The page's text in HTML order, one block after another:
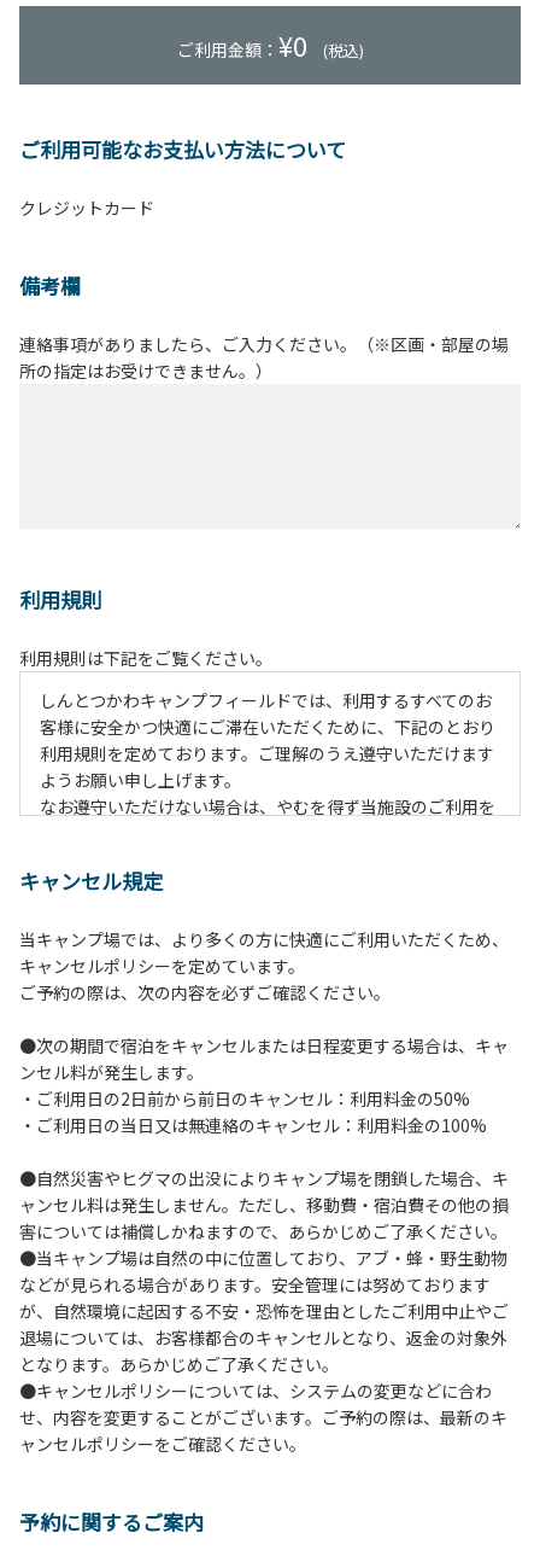
ご利用金額： ¥0 (税込)
ご利用可能なお支払い方法について
クレジットカード
備考欄
連絡事項がありましたら、ご入力ください。（※区画・部屋の場
所の指定はお受けできません。）
利用規則
利用規則は下記をご覧ください。
しんとつかわキャンプフィールドでは、利用するすべてのお
客様に安全かつ快適にご滞在いただくために、下記のとおり
利用規則を定めております。ご理解のうえ遵守いただけます
ようお願い申し上げます。
なお遵守いただけない場合は、やむを得ず当施設のご利用を
【ご利用上の注意事項ならびに禁止事項】
２.安全管理上、お子様の単独での行動はご遠慮ください。
３.調度品などの持ち出しはしないでください。
４.午後10時以降の花火の使用は禁止です。
使用、夜間の大声での談笑等）や他人に嫌悪感を与えるよう
な行為はお止めください。
６.芝生や地面での直火による焚き火、BBQ、キャンプファ
イヤーは禁止します。
台の利用後は炭の鎮火の確認をお願いいたします。
８.バンガローの芝生にはテントは張らないでください。（タ
ープは１つまで可）
９.各自で出されましたゴミは全てお持ち帰りください。（使
用済みの炭は専用の捨て場に捨てられます。）
10.施設内および駐車場などで起きた金品等の盗難、ご利用
者間でのトラブルで生じた損害に対しては、一切の責任を負
いかねます。
11.施設の利用については管理人の指示に従ってください。従
わない場合は退場していただき、今後の利用をお断りする場
合があります。
キャンセル規定
当キャンプ場では、より多くの方に快適にご利用いただくため、
キャンセルポリシーを定めています。
ご予約の際は、次の内容を必ずご確認ください。
●次の期間で宿泊をキャンセルまたは日程変更する場合は、キャ
ンセル料が発生します。
・ご利用日の2日前から前日のキャンセル：利用料金の50%
・ご利用日の当日又は無連絡のキャンセル：利用料金の100%
●自然災害やヒグマの出没によりキャンプ場を閉鎖した場合、キ
ャンセル料は発生しません。ただし、移動費・宿泊費その他の損
害については補償しかねますので、あらかじめご了承ください。
●当キャンプ場は自然の中に位置しており、アブ・蜂・野生動物
などが見られる場合があります。安全管理には努めております
が、自然環境に起因する不安・恐怖を理由としたご利用中止やご
退場については、お客様都合のキャンセルとなり、返金の対象外
となります。あらかじめご了承ください。
●キャンセルポリシーについては、システムの変更などに合わ
せ、内容を変更することがございます。ご予約の際は、最新のキ
ャンセルポリシーをご確認ください。
予約に関するご案内